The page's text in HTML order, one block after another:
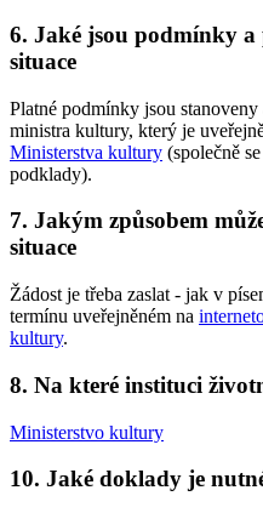
6. Jaké jsou podmínky
situace
Platné podmínky jsou
ministra kultury, který je
Ministerstva kultury (společně
podklady).
7. Jakým způsobem
situace
Žádost je třeba zaslat - jak v
termínu uveřejněném na
kultury.
8. Na které instituci
Ministerstvo kultury
10. Jaké doklady je